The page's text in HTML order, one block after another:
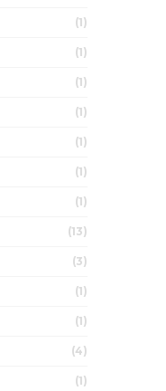
(1)
(1)
(1)
(1)
(1)
(1)
(1)
(13)
(3)
(1)
(1)
(4)
(1)